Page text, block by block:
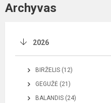
Archyvas
2026
BIRŽELIS (12)
GEGUŽĖ (21)
BALANDIS (24)